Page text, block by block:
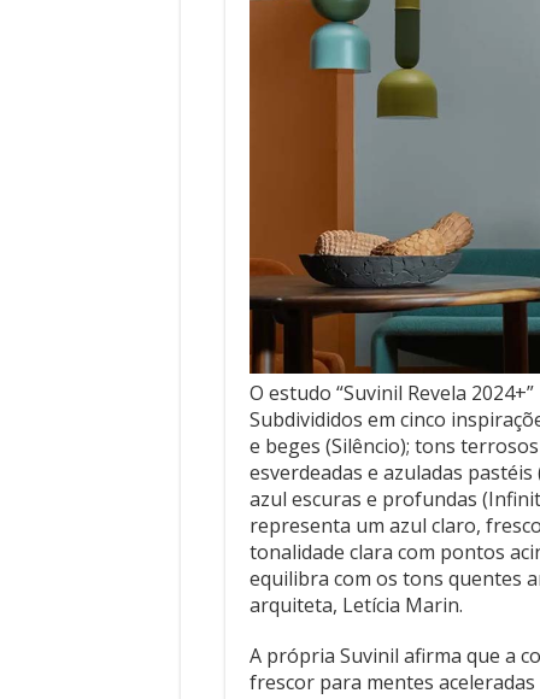
O estudo “Suvinil Revela
Subdivididos em cinco
e beges (Silêncio); tons
esverdeadas e azuladas
azul escuras e profundas
representa um azul claro,
tonalidade clara com pontos
equilibra com os tons quentes
arquiteta, Letícia Marin.
A própria Suvinil afirma que a
frescor para mentes